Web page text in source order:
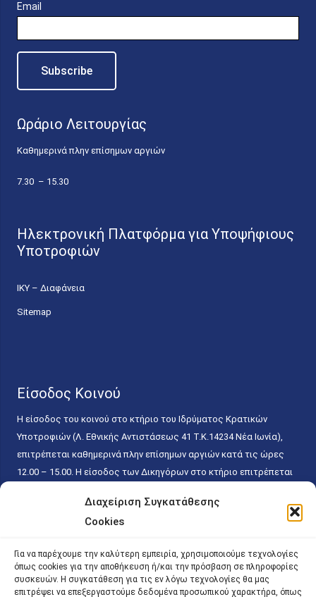
Διαχείριση Συγκατάθεσης
Cookies
Για να παρέχουμε την καλύτερη εμπειρία, χρησιμοποιούμε τεχνολογίες
όπως cookies για την αποθήκευση ή/και την πρόσβαση σε πληροφορίες
συσκευών. Η συγκατάθεση για τις εν λόγω τεχνολογίες θα μας
επιτρέψει να επεξεργαστούμε δεδομένα προσωπικού χαρακτήρα, όπως
Email
Ωράριο Λειτουργίας
Καθημερινά πλην επίσημων αργιών
7.30 – 15.30
Ηλεκτρονική Πλατφόρμα για Υποψήφιους
Υποτροφιών
ΙΚΥ – Διαφάνεια
Sitemap
Είσοδος Κοινού
Η είσοδος του κοινού στο κτήριο του Ιδρύματος Κρατικών
Υποτροφιών (Λ. Εθνικής Αντιστάσεως 41 T.K.14234 Νέα Ιωνία),
επιτρέπεται καθημερινά πλην επίσημων αργιών κατά τις ώρες
12.00 – 15.00. Η είσοδος των Δικηγόρων στο κτήριο επιτρέπεται
κάθε εργάσιμη ημέρα και ώρα χωρίς κανέναν χρονικό ή άλλο
περιορισμό. Η είσοδος του κοινού ειδικά στο γραφείο του
15.00. Η εξυπηρέτηση του κοινού πραγματοποιείται βάσει των
παγίων ισχυουσών διατάξεων. Για την αποφυγή συνωστισμού